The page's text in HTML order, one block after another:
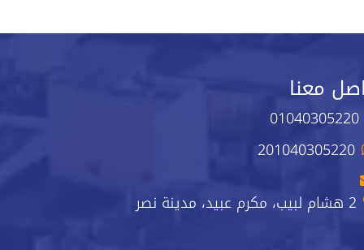
معنا
01040305220
201040305220
2 هشام لبيب، مكرم عبيد، مدينة نصر